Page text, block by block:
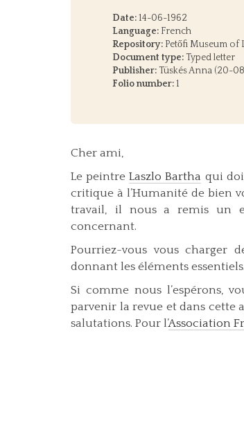
Date:14-06-1962
Language: French
Repository: Petőfi Museum of
Document type: Typed letter
Publisher: Tüskés Anna (20-
Folio number:1
Cher ami,
Le peintreLaszlo Bartha qui
critique à l’Humanité de bien
travail, il nous a remis un
concernant.
Pourriez-vous vous charger
donnant les éléments essentiels.
Si comme nous l’espérons,
parvenir la revue et dans cette
salutations. Pour l’Association